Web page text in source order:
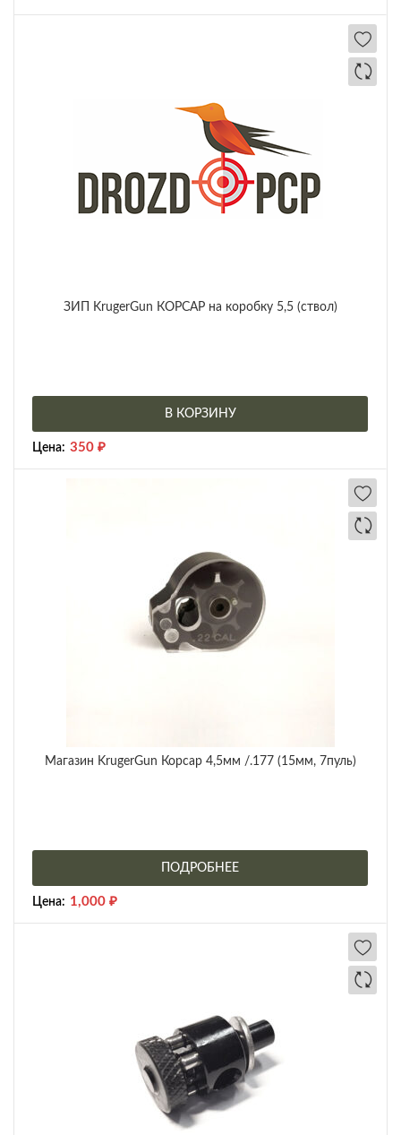
ЗИП KrugerGun КОРСАР на коробку 5,5 (ствол)
В КОРЗИНУ
Цена: 350 ₽
Магазин KrugerGun Корсар 4,5мм /.177 (15мм, 7пуль)
ПОДРОБНЕЕ
Цена: 1,000 ₽